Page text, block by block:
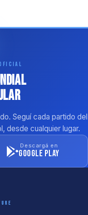
Seguí cada partido del
desde cualquier lugar.
Descargá en
Google Play